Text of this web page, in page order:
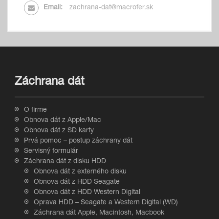
Email: zachrana-dat@macrofer.sk
Záchrana dát
O firme
Obnova dát z Apple/Mac
Obnova dát z SD karty
Prvá pomoc – postup záchrany dát
Servisný formulár
Záchrana dát z disku HDD
Obnova dát z externého disku
Obnova dát z HDD Seagate
Obnova dát z HDD Western Digital
Oprava HDD – Seagate a Western Digital (WD)
Záchrana dát Apple, Macintosh, Macbook